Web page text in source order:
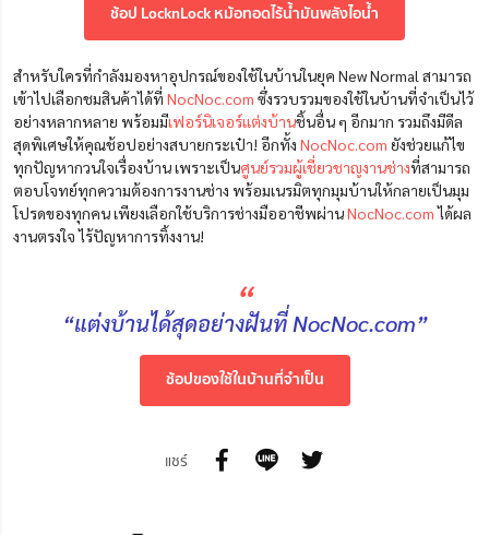
ช้อป LocknLock หม้อทอดไร้น้ำมันพลังไอน้ำ
สำหรับใครที่กำลังมองหาอุปกรณ์ของใช้ในบ้านในยุค New Normal สามารถ
เข้าไปเลือกชมสินค้าได้ที่ NocNoc.com ซึ่งรวบรวมของใช้ในบ้านที่จำเป็นไว้
อย่างหลากหลาย พร้อมมีเฟอร์นิเจอร์แต่งบ้านชิ้นอื่น ๆ อีกมาก รวมถึงมีดีล
สุดพิเศษให้คุณช้อปอย่างสบายกระเป๋า! อีกทั้ง NocNoc.com ยังช่วยแก้ไข
ทุกปัญหากวนใจเรื่องบ้าน เพราะเป็นศูนย์รวมผู้เชี่ยวชาญงานช่างที่สามารถ
ตอบโจทย์ทุกความต้องการงานช่าง พร้อมเนรมิตทุกมุมบ้านให้กลายเป็นมุม
โปรดของทุกคน เพียงเลือกใช้บริการช่างมืออาชีพผ่านNocNoc.comได้ผล
งานตรงใจ ไร้ปัญหาการทิ้งงาน!
“
“แต่งบ้านได้สุดอย่างฝันที่ NocNoc.com”
ช้อปของใช้ในบ้านที่จำเป็น
แชร์